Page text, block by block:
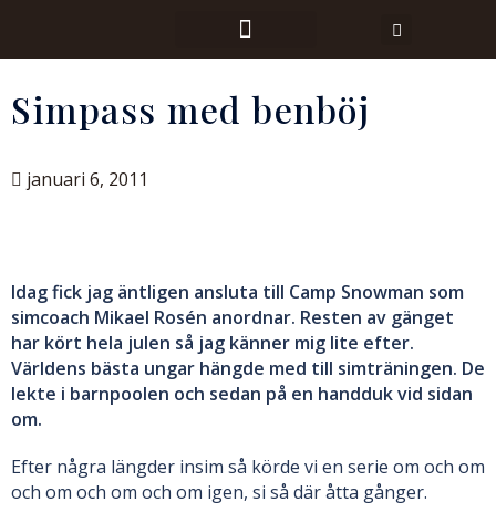
Simpass med benböj
januari 6, 2011
Idag fick jag äntligen ansluta till Camp Snowman som
simcoach Mikael Rosén anordnar. Resten av gänget
har kört hela julen så jag känner mig lite efter.
Världens bästa ungar hängde med till simträningen. De
lekte i barnpoolen och sedan på en handduk vid sidan
om.
Efter några längder insim så körde vi en serie om och om
och om och om och om igen, si så där åtta gånger.